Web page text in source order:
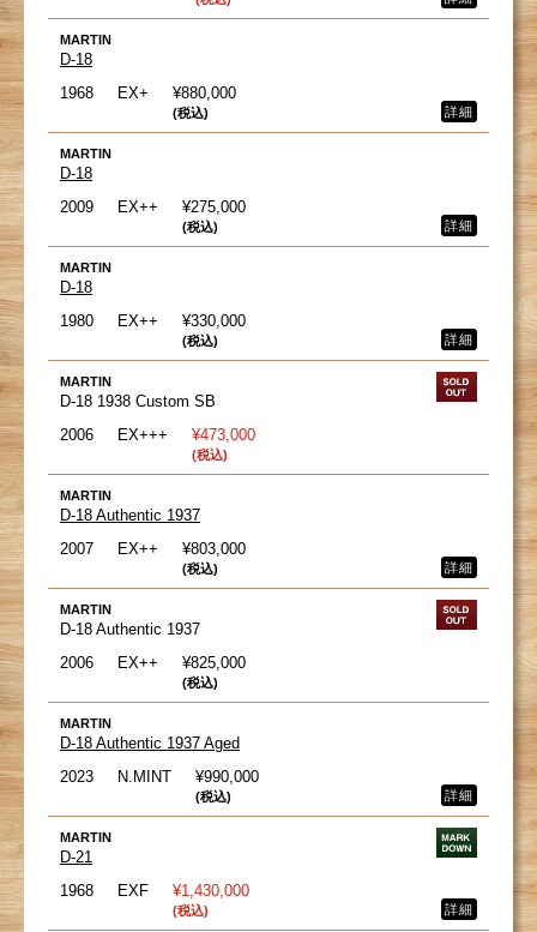
MARTIN
D-18
1968
EX+ ¥880,000
(税込) 詳細
MARTIN
D-18
2009
EX++ ¥275,000
(税込) 詳細
MARTIN
D-18
1980
EX++ ¥330,000
(税込) 詳細
MARTIN
D-18 1938 Custom SB
2006
EX+++ ¥473,000
(税込)
MARTIN
D-18 Authentic 1937
2007
EX++ ¥803,000
(税込) 詳細
MARTIN
D-18 Authentic 1937
2006
EX++ ¥825,000
(税込)
MARTIN
D-18 Authentic 1937 Aged
2023
N.MINT ¥990,000
(税込) 詳細
MARTIN
D-21
1968
EXF ¥1,430,000
(税込) 詳細